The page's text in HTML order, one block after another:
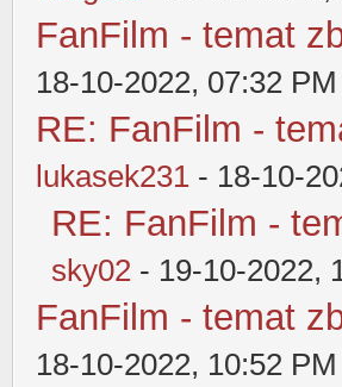
FanFilm - temat
18-10-2022, 07:32 PM
RE: FanFilm -
lukasek231 - 18-10-
RE: FanFilm -
sky02 - 19-10-2022,
FanFilm - temat
18-10-2022, 10:52 PM